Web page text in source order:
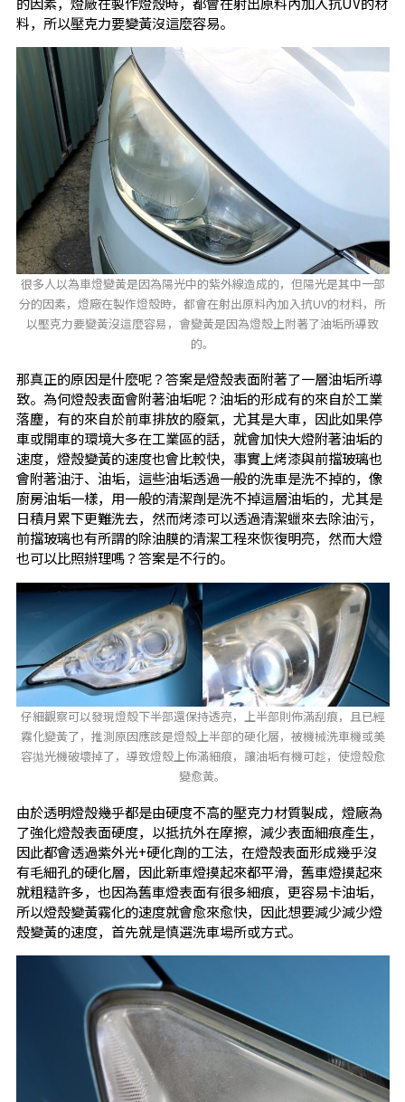
料，所以壓克力要變黃沒這麼容易。
很多人以為車燈變黃是因為陽光中的紫外線造成的，但陽光是其中一部
分的因素，燈廠在製作燈殼時，都會在射出原料內加入抗UV的材料，所
以壓克力要變黃沒這麼容易，會變黃是因為燈殼上附著了油垢所導致
的。
那真正的原因是什麼呢？答案是燈殼表面附著了一層油垢所導
致。為何燈殼表面會附著油垢呢？油垢的形成有的來自於工業
落塵，有的來自於前車排放的廢氣，尤其是大車，因此如果停
車或開車的環境大多在工業區的話，就會加快大燈附著油垢的
速度，燈殼變黃的速度也會比較快，事實上烤漆與前擋玻璃也
會附著油汙、油垢，這些油垢透過一般的洗車是洗不掉的，像
廚房油垢一樣，用一般的清潔劑是洗不掉這層油垢的，尤其是
日積月累下更難洗去，然而烤漆可以透過清潔蠟來去除油污，
前擋玻璃也有所謂的除油膜的清潔工程來恢復明亮，然而大燈
也可以比照辦理嗎？答案是不行的。
仔細觀察可以發現燈殼下半部還保持透亮，上半部則佈滿刮痕，且已經
霧化變黃了，推測原因應該是燈殼上半部的硬化層，被機械洗車機或美
容拋光機破壞掉了，導致燈殼上佈滿細痕，讓油垢有機可趁，使燈殼愈
變愈黃。
由於透明燈殼幾乎都是由硬度不高的壓克力材質製成，燈廠為
了強化燈殼表面硬度，以抵抗外在摩擦，減少表面細痕產生，
因此都會透過紫外光+硬化劑的工法，在燈殼表面形成幾乎沒
有毛細孔的硬化層，因此新車燈摸起來都平滑，舊車燈摸起來
就粗糙許多，也因為舊車燈表面有很多細痕，更容易卡油垢，
所以燈殼變黃霧化的速度就會愈來愈快，因此想要減少減少燈
殼變黃的速度，首先就是慎選洗車場所或方式。